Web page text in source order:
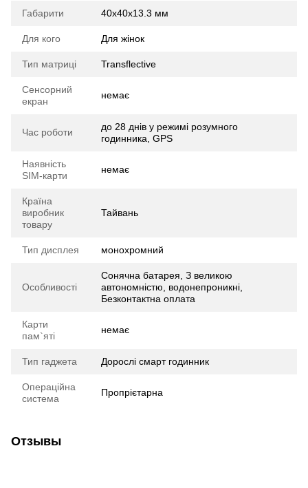
Габарити 40х40х13.3 мм
Для кого Для жінок
Тип матриці Transflective
Сенсорний
екран
немає
Час роботи
до 28 днів у режимі розумного
годинника, GPS
Наявність
SIM-карти
немає
Країна
виробник
товару
Тайвань
Тип дисплея монохромний
Особливості
Сонячна батарея, З великою
автономністю, водонепроникні,
Безконтактна оплата
Карти
пам`яті
немає
Тип гаджета Дорослі смарт годинник
Операційна
система
Пропрієтарна
Отзывы